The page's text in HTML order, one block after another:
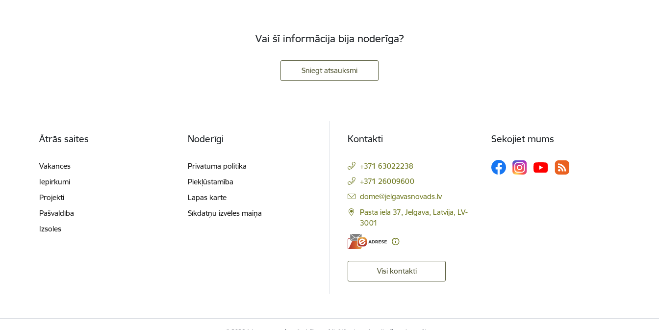
Vai šī informācija bija noderīga?
Sniegt atsauksmi
Ātrās saites
Vakances
Iepirkumi
Projekti
Pašvaldība
Izsoles
Noderīgi
Privātuma politika
Piekļūstamība
Lapas karte
Sīkdatņu izvēles maiņa
Kontakti
+371 63022238
+371 26009600
E-pasts:
dome@jelgavasnovads.lv
Pasta iela 37, Jelgava, Latvija, LV-
3001
Visi kontakti
Sekojiet mums